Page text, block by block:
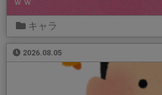
キャラ
2026.08.05